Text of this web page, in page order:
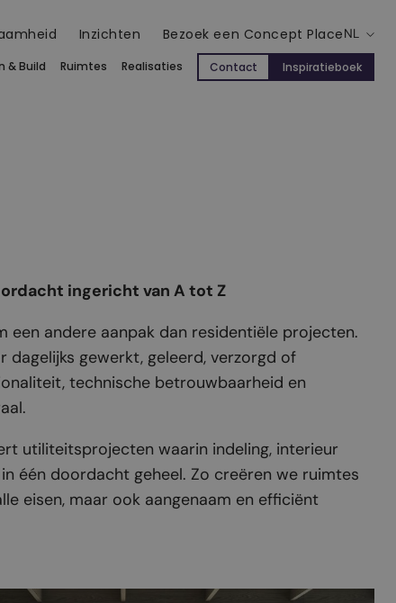
Inzichten Bezoek een Concept PlaceNL
& Build Ruimtes Realisaties Contact Inspiratieboek
ingericht van A tot Z
een andere aanpak dan residentiële projecten.
dagelijks gewerkt, geleerd, verzorgd of
technische betrouwbaarheid en
utiliteitsprojecten waarin indeling, interieur
één doordacht geheel. Zo creëren we ruimtes
eisen, maar ook aangenaam en efficiënt